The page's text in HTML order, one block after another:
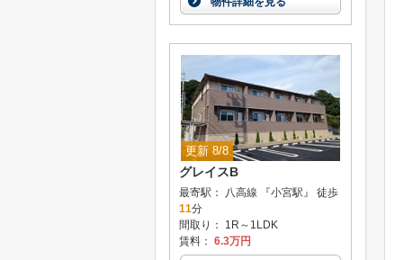
更新 8/8
グレイスB
最寄駅： 八高線 『小宮駅』 徒歩
11分
間取り： 1R～1LDK
賃料： 6.3万円